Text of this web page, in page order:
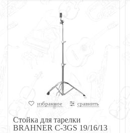
избранное сравнить
Стойка для тарелки
BRAHNER C-3GS 19/16/13